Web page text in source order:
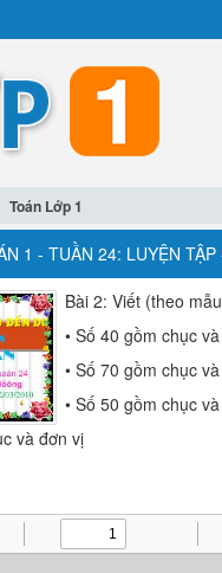
Toán Lớp 1
1 - TUẦN 24: LUYỆN
Bài 2: Viết (theo
• Số 40 gồm chục
• Số 70 gồm chục
• Số 50 gồm chục
và đơn vị